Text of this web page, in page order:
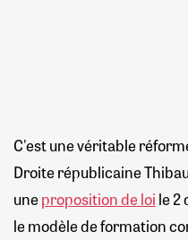
C'est une véritable
Droite républicaine
une proposition de loi le 2
le modèle de formation